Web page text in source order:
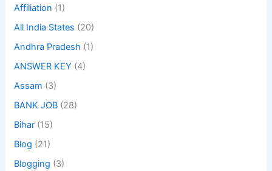
Affiliation (1)
All India States (20)
Andhra Pradesh (1)
ANSWER KEY (4)
Assam (3)
BANK JOB (28)
Bihar (15)
Blog (21)
Blogging (3)